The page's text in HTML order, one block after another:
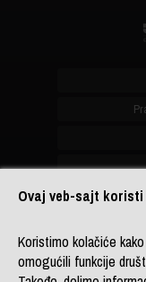
Ovaj veb-sajt koristi
Koristimo kolačiće
omogućili funkcije